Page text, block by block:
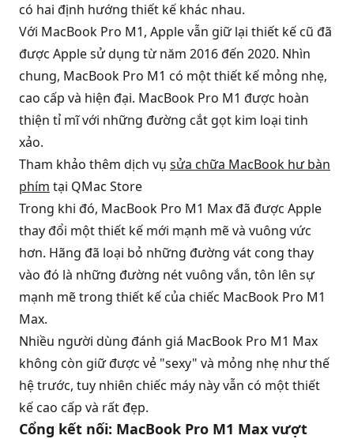
có hai định hướng thiết kế khác nhau.
Với MacBook Pro M1, Apple vẫn giữ lại thiết kế cũ đã
được Apple sử dụng từ năm 2016 đến 2020. Nhìn
chung, MacBook Pro M1 có một thiết kế mỏng nhẹ,
cao cấp và hiện đại. MacBook Pro M1 được hoàn
thiện tỉ mĩ với những đường cắt gọt kim loại tinh
xảo.
Tham khảo thêm dịch vụ sửa chữa MacBook hư bàn
phím tại QMac Store
Trong khi đó, MacBook Pro M1 Max đã được Apple
thay đổi một thiết kế mới mạnh mẽ và vuông vức
hơn. Hãng đã loại bỏ những đường vát cong thay
vào đó là những đường nét vuông vắn, tôn lên sự
mạnh mẽ trong thiết kế của chiếc MacBook Pro M1
Max.
Nhiều người dùng đánh giá MacBook Pro M1 Max
không còn giữ được vẻ "sexy" và mỏng nhẹ như thế
hệ trước, tuy nhiên chiếc máy này vẫn có một thiết
kế cao cấp và rất đẹp.
Cổng kết nối: MacBook Pro M1 Max vượt